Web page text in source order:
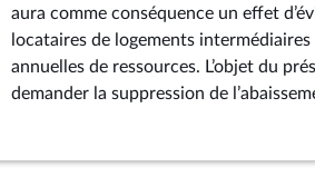
aura comme conséquence un effet
locataires de logements
annuelles de ressources. L’objet du
demander la suppression de